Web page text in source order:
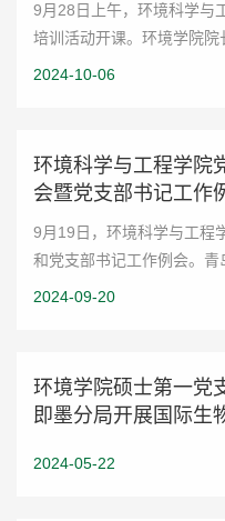
9月28日上午，环境科学与
培训活动开课。环境学院院
讲授党课，43名积极分子参
2024-10-06
环境科学与工程学院
会暨党支部书记工作
9月19日，环境科学与工程
和党支部书记工作例会。青
委书记宋作标出席会议，环
2024-09-20
环境学院硕士第一党
即墨分局开展国际生
2024-05-22